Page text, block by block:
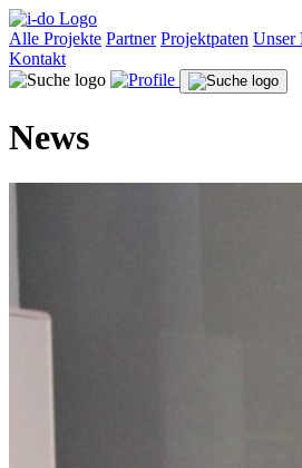
Alle Projekte Partner Projektpaten Unser
Kontakt
News